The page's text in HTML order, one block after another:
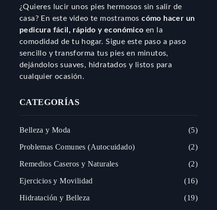
¿Quieres lucir unos pies hermosos sin salir de
casa? En este video te mostramoscómo hacer un
pedicura fácil, rápido y económico en la
comodidad de tu hogar. Sigue este paso a paso
sencillo y transforma tus pies en minutos,
dejándolos suaves, hidratados y listos para
cualquier ocasión.
CATEGORÍAS
Belleza y Moda 5
Problemas Comunes (Autocuidado) 2
Remedios Caseros y Naturales 2
Ejercicios y Movilidad 16
Hidratación y Belleza 19